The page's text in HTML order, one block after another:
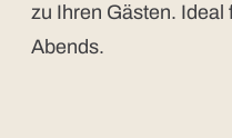
zu Ihren Gästen. Ideal
Abends.